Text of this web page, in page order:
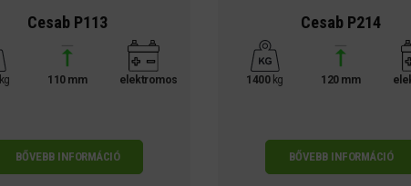
Cesab P113
110 mm elektromos
BŐVEBB INFORMÁCIÓ
Cesab P214
1400kg 120 mm
BŐVEBB INFORMÁCIÓ